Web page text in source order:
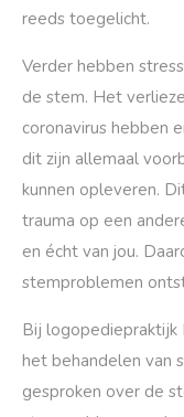
reeds toegelicht.
Verder hebben
de stem. Het
coronavirus hebben
dit zijn allemaal
kunnen opleveren.
trauma op een
en écht van jou.
stemproblemen
Bij logopediepraktijk
het behandelen van
gesproken over de